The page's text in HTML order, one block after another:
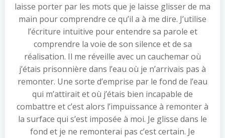
laisse porter par les mots que je laisse glisser de ma
main pour comprendre ce qu’il a à me dire. J’utilise
l’écriture intuitive pour entendre sa parole et
comprendre la voie de son silence et de sa
réalisation. Il me réveille avec un cauchemar où
j’étais prisonnière dans l’eau où je n’arrivais pas à
remonter. Une sorte d’emprise par le fond de l’eau
qui m’attirait et où j’étais bien incapable de
combattre et c’est alors l’impuissance à remonter à
la surface qui s’est imposée à moi. Je glisse dans le
fond et je ne remonterai pas c’est certain. Je